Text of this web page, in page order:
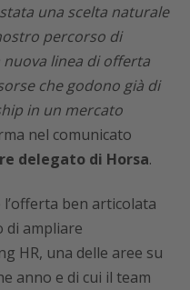
una scelta naturale
percorso di
linea di offerta
che godono già di
in un mercato
nel comunicato
delegato di Horsa.
ben articolata
di ampliare
HR, una delle aree su
anno e di cui il team